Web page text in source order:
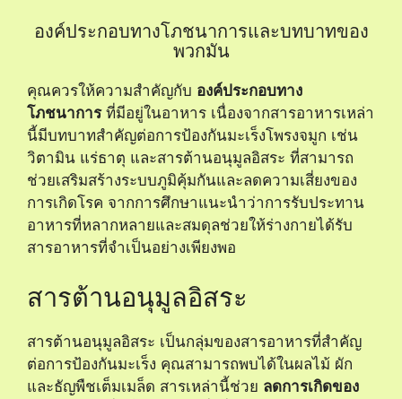
องค์ประกอบทางโภชนาการและบทบาทของ
พวกมัน
คุณควรให้ความสำคัญกับ องค์ประกอบทาง
โภชนาการที่มีอยู่ในอาหาร เนื่องจากสารอาหารเหล่า
นี้มีบทบาทสำคัญต่อการป้องกันมะเร็งโพรงจมูก เช่น
วิตามิน แร่ธาตุ และสารต้านอนุมูลอิสระ ที่สามารถ
ช่วยเสริมสร้างระบบภูมิคุ้มกันและลดความเสี่ยงของ
การเกิดโรค จากการศึกษาแนะนำว่าการรับประทาน
อาหารที่หลากหลายและสมดุลช่วยให้ร่างกายได้รับ
สารอาหารที่จำเป็นอย่างเพียงพอ
สารต้านอนุมูลอิสระ
สารต้านอนุมูลอิสระ เป็นกลุ่มของสารอาหารที่สำคัญ
ต่อการป้องกันมะเร็ง คุณสามารถพบได้ในผลไม้ ผัก
และธัญพืชเต็มเมล็ด สารเหล่านี้ช่วย ลดการเกิดของ